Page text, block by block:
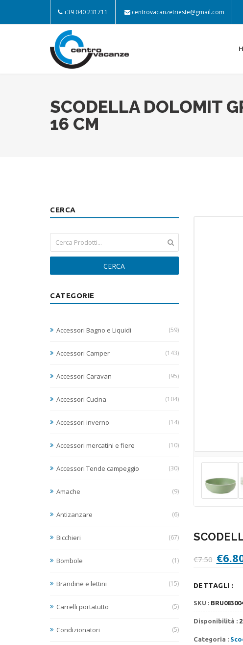
+39 040 231711 centrovacanzetrieste@gmail.com
SCODELLA DOLOMIT
16 CM
CERCA
CERCA
CATEGORIE
Accessori Bagno e Liquidi (59)
Accessori Camper (143)
Accessori Caravan (95)
Accessori Cucina (104)
Accessori inverno (14)
Accessori mercatini e fiere (10)
Accessori Tende campeggio (30)
Amache (9)
Antizanzare (6)
Bicchieri (67)
Bombole (1)
Brandine e lettini (15)
Carrelli portatutto (5)
Condizionatori (5)
€7.50 Il
prezzo
era:
€7.50.
€
DETTAGLI :
SKU :
Disponibilità :
Categoria :